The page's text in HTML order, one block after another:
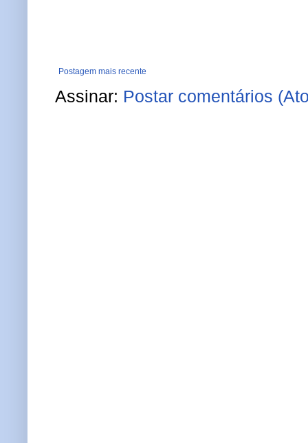
Postagem mais recente
Assinar: Postar comentários